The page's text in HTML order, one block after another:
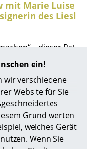
ein!
wir verschiedene
Website für Sie
Grund werten
welches Gerät
Wenn Sie
mit Marie Luise
des Liesl
machen“ – dieser Rat
Volker Albus
vielseitige
Luise Stein bis
2023 ist Marie Luise
Teil eines
Teams, in
auf Retaildesign